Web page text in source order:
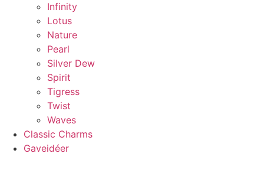
Infinity
Lotus
Nature
Pearl
Silver Dew
Spirit
Tigress
Twist
Waves
Classic Charms
Gaveidéer